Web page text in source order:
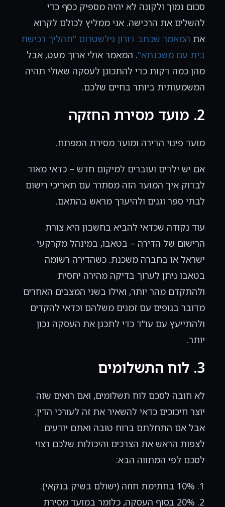
סכום נמוך ולקונה לא יהיה מספיק כסף כדי
להשלים את הרכישה. אני ממליץ לכולם לקרוא
את המאמר שכתב דורון גילשטרום "תהליך רכישת
בית עם משכנתא". המאמר אולי ארוך מעט, אבל
מהן כמה דקות כדי להתכונן לעסקה שאולי תהיה
המשמעותית ביותר בחיים שלכם.
2. מועד מסירת החזקה
מועד פינוי הדירה ומועד מסירת המפתח.
אם יש ילדים ועוברים למיקום חדש – כדאי מאוד
לבדוק איך המועד הזה מסתדר עם תאריכי רישום
לבתי ספר וגנים ולהיערך מראש בהתאם.
עוד נקודה שכדאי להביא בחשבון היא צורת
הרישום של הדירה – בטאבו, במינהל מקרקעי
ישראל או בחברה משכנת. כשהדירה רשומה
בטאבו ניתן לערוך בדיקה מהירה יחסית
ולהתקדם מהר יותר, ואילו בשני המצבים האחרים
מדובר בגופים עם זמנים משלהם וכדאי להקדים
ולהתייעץ עם עו"ד כדי לתכנן את העסקה נכון
יותר.
3. לוח התשלומים
לא חובה לסכם לוח תשלומים, ואם רואים שזה
יוצר חיכוכים כדאי להשאיר את זה לעורכי הדין.
אבל אם התחלתם ברוח טובה ואתם יודעים
לצפות הראש את הצרכים והיכולות שלכם רצוי
לסכם לפי המתווה הבא:
10% בחתימת חוזה (ישולם בשיק בנקאי).
20% בסוף העסקה, כלומר במועד מסירת